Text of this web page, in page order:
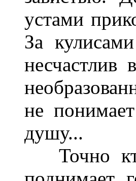
устами
За
не
душу...
Точно